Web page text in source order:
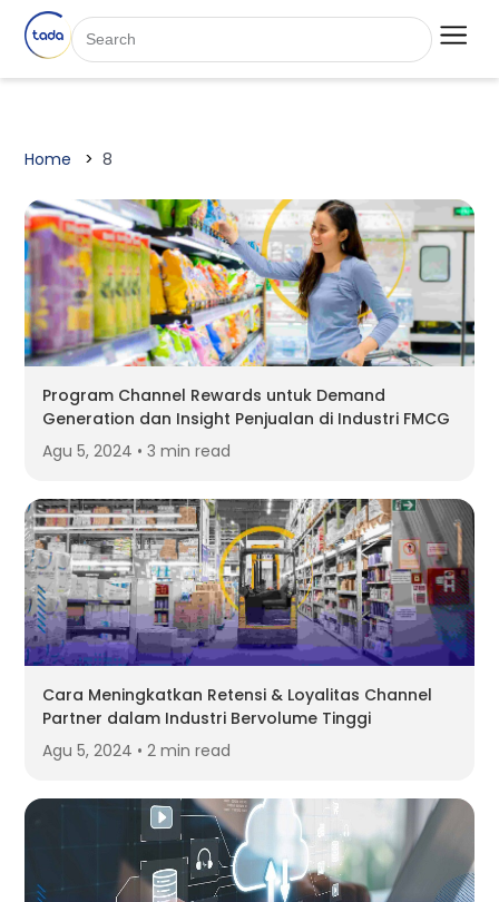
Home 8
Program Channel Rewards untuk Demand
Generation dan Insight Penjualan di Industri FMCG
Agu 5, 2024 • 3 min read
Cara Meningkatkan Retensi & Loyalitas Channel
Partner dalam Industri Bervolume Tinggi
Agu 5, 2024 • 2 min read